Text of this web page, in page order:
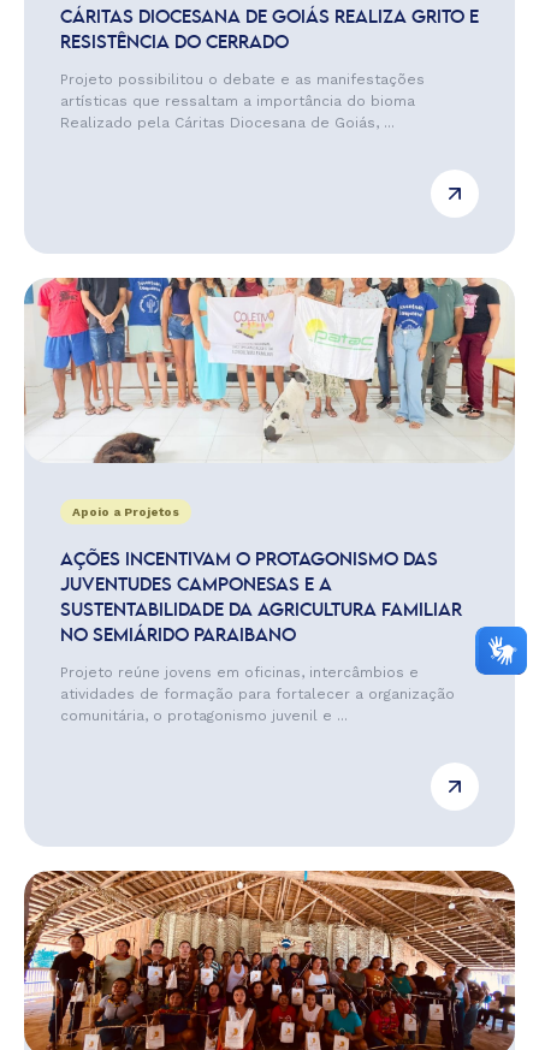
CÁRITAS DIOCESANA DE GOIÁS REALIZA GRITO E
RESISTÊNCIA DO CERRADO
Projeto possibilitou o debate e as manifestações
artísticas que ressaltam a importância do bioma
Realizado pela Cáritas Diocesana de Goiás, ...
Apoio a Projetos
AÇÕES INCENTIVAM O PROTAGONISMO DAS
JUVENTUDES CAMPONESAS E A
SUSTENTABILIDADE DA AGRICULTURA FAMILIAR
NO SEMIÁRIDO PARAIBANO
Projeto reúne jovens em oficinas, intercâmbios e
atividades de formação para fortalecer a organização
comunitária, o protagonismo juvenil e ...